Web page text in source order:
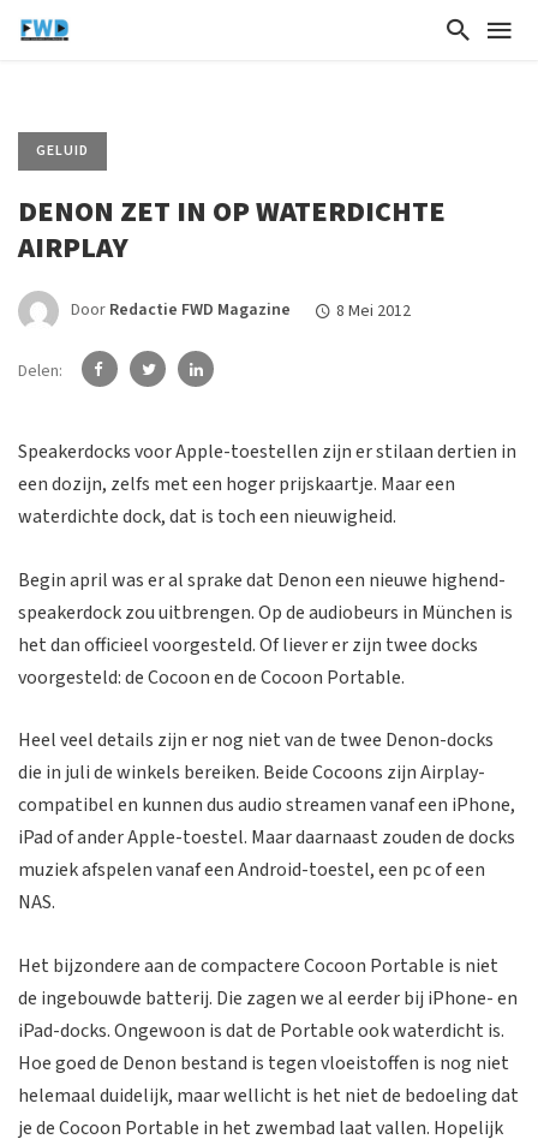
GELUID
DENON ZET IN OP WATERDICHTE
AIRPLAY
Door Redactie FWD Magazine 8 Mei 2012
Delen:
Speakerdocks voor Apple-toestellen zijn er stilaan dertien in
een dozijn, zelfs met een hoger prijskaartje. Maar een
waterdichte dock, dat is toch een nieuwigheid.
Begin april was er al sprake dat Denon een nieuwe highend-
speakerdock zou uitbrengen. Op de audiobeurs in München is
het dan officieel voorgesteld. Of liever er zijn twee docks
voorgesteld: de Cocoon en de Cocoon Portable.
Heel veel details zijn er nog niet van de twee Denon-docks
die in juli de winkels bereiken. Beide Cocoons zijn Airplay-
compatibel en kunnen dus audio streamen vanaf een iPhone,
iPad of ander Apple-toestel. Maar daarnaast zouden de docks
muziek afspelen vanaf een Android-toestel, een pc of een
NAS.
Het bijzondere aan de compactere Cocoon Portable is niet
de ingebouwde batterij. Die zagen we al eerder bij iPhone- en
iPad-docks. Ongewoon is dat de Portable ook waterdicht is.
Hoe goed de Denon bestand is tegen vloeistoffen is nog niet
helemaal duidelijk, maar wellicht is het niet de bedoeling dat
je de Cocoon Portable in het zwembad laat vallen. Hopelijk